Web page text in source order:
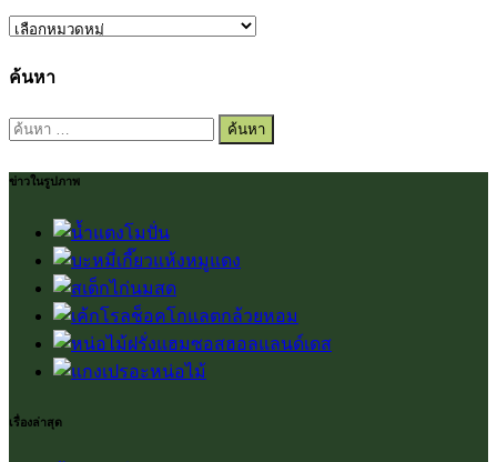
หมวด
ค้นหา
ค้นหา
ข่าวในรูปภาพ
เรื่องล่าสุด